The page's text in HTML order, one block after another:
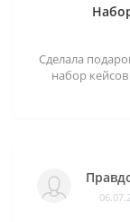
Сделала
набор